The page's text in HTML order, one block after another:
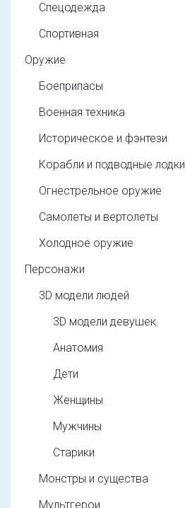
Спецодежда
Спортивная
Оружие
Боеприпасы
Военная техника
Историческое и фэнтези
Корабли и подводные лодки
Огнестрельное оружие
Самолеты и вертолеты
Холодное оружие
Персонажи
3D модели людей
3D модели девушек
Анатомия
Дети
Женщины
Мужчины
Старики
Монстры и существа
Мультгерои